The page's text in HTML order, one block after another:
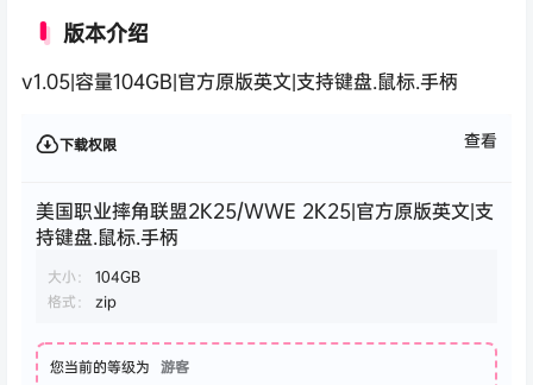
版本介绍
v1.05|容量104GB|官方原版英文|支持键盘.鼠标.手柄
下载权限 查看
美国职业摔角联盟2K25/WWE 2K25|官方原版英文|支
持键盘.鼠标.手柄
大小：
104GB
格式：
zip
您当前的等级为 游客